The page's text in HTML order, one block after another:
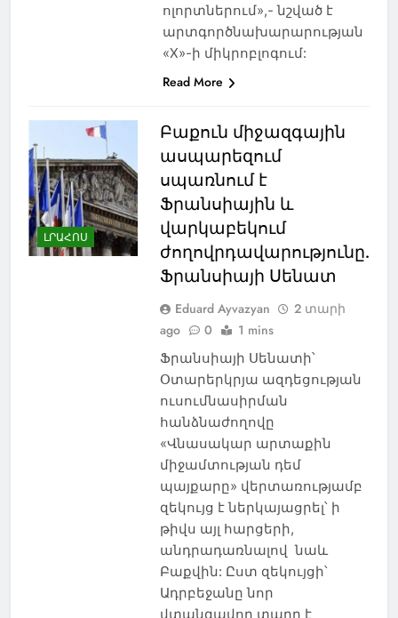
ոլորտներում»,- նշված է
արտգործնախարարության
«X»-ի միկրոբլոգում:
Read More
ԼՐԱՀՈՍ
Բաքուն միջազգային
ասպարեզում
սպառնում է
Ֆրանսիային և
վարկաբեկում
ժողովրդավարությունը.
Ֆրանսիայի Սենատ
Eduard Ayvazyan
2 տարի
ago
0 1 mins
Ֆրանսիայի Սենատի՝
Օտարերկրյա ազդեցության
ուսումնասիրման
հանձնաժողովը
«Վնասակար արտաքին
միջամտության դեմ
պայքարը» վերտառությամբ
զեկույց է ներկայացրել՝ ի
թիվս այլ հարցերի,
անդրադառնալով նաև
Բաքվին: Ըստ զեկույցի՝
Ադրբեջանը նոր
վտանգավոր տարր է